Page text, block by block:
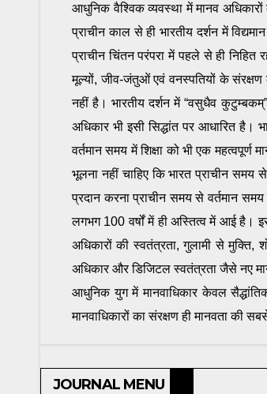
आधुनिक वैश्विक व्यवस्था में मानव
प्राचीन काल से ही भारतीय दर्शन में
प्राचीन चिंतन परंपरा में पहले से ही
मूल्यों, जीव-जंतुओं एवं वनस्पतियों के
नहीं है। भारतीय दर्शन में “वसुधैव
अधिकार भी इसी सिद्धांत पर आधारित है।
वर्तमान समय में शिक्षा को भी एक महत्वपूर्ण
भूलना नहीं चाहिए कि भारत प्राचीन समय
प्रदान करना प्राचीन समय से वर्तमान
लगभग 100 वर्षों में ही अस्तित्व में आई है।
अधिकारों की स्वतंत्रता, गुलामी से
अधिकार और डिजिटल स्वतंत्रता जैसे नए
आधुनिक युग में मानवाधिकार केवल
मानवाधिकारों का संरक्षण ही मानवता की
JOURNAL MENU